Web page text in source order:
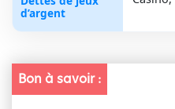
d’argent
Bon à savoir :